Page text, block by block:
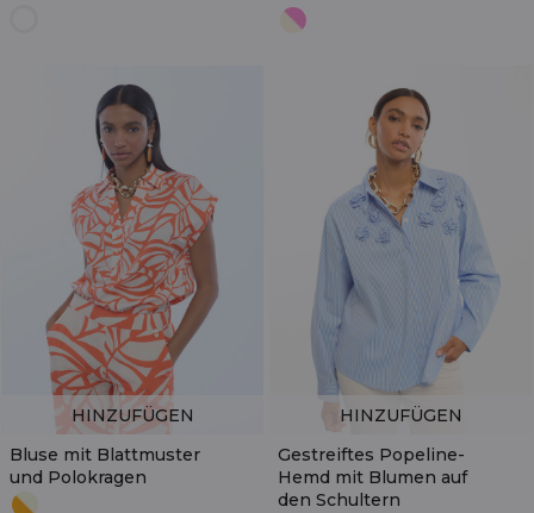
Bluse mit Blattmuster
und Polokragen
HINZUFÜGEN
Gestreiftes Popeline-
Hemd mit Blumen auf
den Schultern
HINZUFÜGEN